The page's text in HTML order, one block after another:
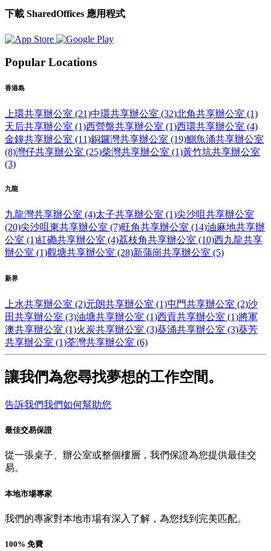
下載 SharedOffices 應用程式
Popular Locations
香港島
上環共享辦公室 (21)中環共享辦公室 (32)北角共享辦公室 (1)
天后共享辦公室 (1)西營盤共享辦公室 (1)西環共享辦公室 (4)
金鐘共享辦公室 (11)銅鑼灣共享辦公室 (19)鰂魚涌共享辦公室
(8)灣仔共享辦公室 (25)柴灣共享辦公室 (1)黃竹坑共享辦公室
(3)
九龍
九龍灣共享辦公室 (4)太子共享辦公室 (1)尖沙咀共享辦公室
(20)尖沙咀東共享辦公室 (7)旺角共享辦公室 (14)油麻地共享辦
公室 (1)紅磡共享辦公室 (4)荔枝角共享辦公室 (10)西九龍共享
辦公室 (1)觀塘共享辦公室 (28)新蒲崗共享辦公室 (5)
新界
上水共享辦公室 (2)元朗共享辦公室 (1)屯門共享辦公室 (2)沙
田共享辦公室 (3)油塘共享辦公室 (1)西貢共享辦公室 (1)將軍
澳共享辦公室 (1)火炭共享辦公室 (3)葵涌共享辦公室 (3)葵芳
共享辦公室 (1)荃灣共享辦公室 (6)
讓我們為您尋找夢想的工作空間。
告訴我們我們如何幫助您
最佳交易保證
從一張桌子、辦公室或整個樓層，我們保證為您提供最佳交
易。
本地市場專家
我們的專家對本地市場有深入了解，為您找到完美匹配。
100% 免費